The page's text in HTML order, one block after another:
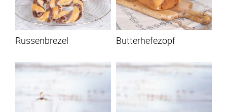
Russenbrezel Butterhefezopf